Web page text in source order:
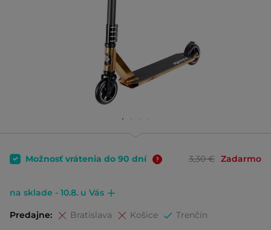
Možnosť vrátenia do 90 dní 3,30 € Zadarmo
na sklade - 10.8. u Vás
Predajne: Bratislava Košice Trenčín